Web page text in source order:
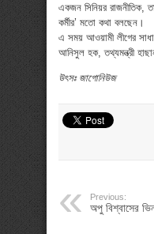
একজন সিনিয়র রাজনীতিক,
কর্মীর’ মতো কথা বলছেন।
এ সময় আওয়ামী লীগের
আনিসুল হক, তথ্যমন্ত্রী
উৎসঃ জাগোনিউজ
Previous:
অপু বিশ্বাসের